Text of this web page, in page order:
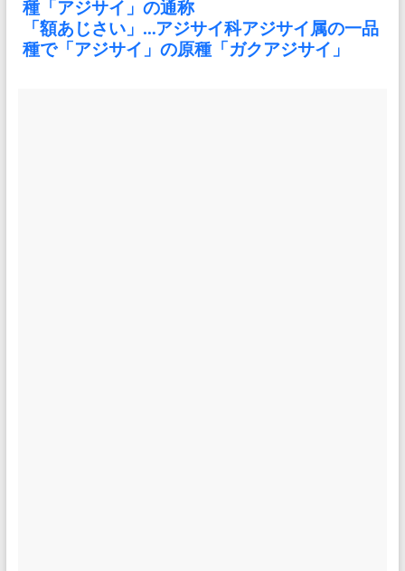
種「アジサイ」の通称
「額あじさい」…アジサイ科アジサイ属の一品
種で「アジサイ」の原種「ガクアジサイ」